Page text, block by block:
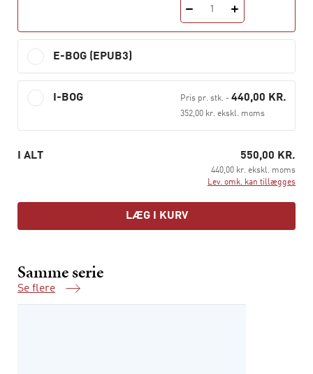
Bogen er redigeret af Nicole K. Rosenberg og Mikkel
Arendt, der begge forener omfattende
forskningsmæssig og klinisk erfaring.
1
E-BOG (EPUB3)
I-BOG Pris pr. stk.- 440,00 KR.
352,00 kr. ekskl. moms
I ALT 550,00 KR.
440,00 kr. ekskl. moms
Lev. omk. kan tillægges
LÆG I KURV
Samme serie
Se flere
Samme serie